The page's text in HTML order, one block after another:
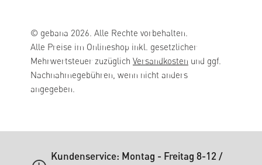
© gebana 2026. Alle Rechte vorbehalten.
Alle Preise im Onlineshop inkl. gesetzlicher
Mehrwertsteuer zuzüglich Versandkosten und ggf.
Nachnahmegebühren, wenn nicht anders
angegeben.
Kundenservice: Montag - Freitag 8-12 /